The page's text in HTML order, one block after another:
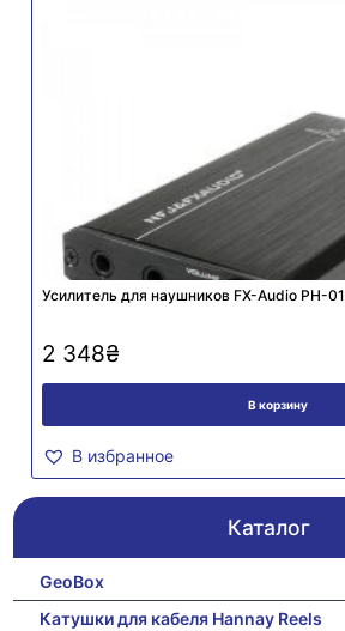
Усилитель для наушников FX-Audio PH-01
2 348₴
В корзину
В избранное
Каталог
GeoBox
Катушки для кабеля Hannay Reels